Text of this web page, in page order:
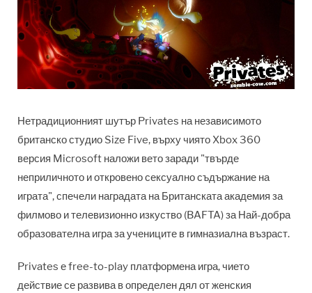
Нетрадиционният шутър Privates на независимото
британско студио Size Five, върху чиято Xbox 360
версия Microsoft наложи вето заради "твърде
неприличното и откровено сексуално съдържание на
играта", спечели наградата на Британската академия за
филмово и телевизионно изкуство (BAFTA) за Най-добра
образователна игра за учениците в гимназиална възраст.
Privates е free-to-play платформена игра, чието
действие се развива в определен дял от женския